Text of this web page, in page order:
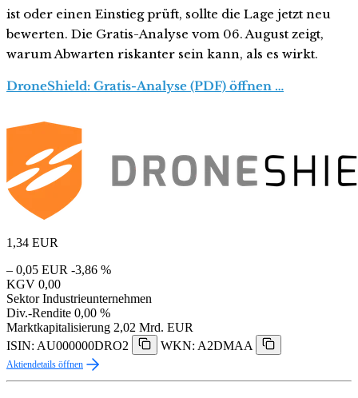
ist oder einen Einstieg prüft, sollte die Lage jetzt neu
bewerten. Die Gratis-Analyse vom 06. August zeigt,
warum Abwarten riskanter sein kann, als es wirkt.
DroneShield: Gratis-Analyse (PDF) öffnen …
1,34 EUR
– 0,05 EUR -3,86 %
KGV 0,00
Sektor Industrieunternehmen
Div.-Rendite 0,00 %
Marktkapitalisierung 2,02 Mrd. EUR
ISIN: AU000000DRO2
WKN: A2DMAA
Aktiendetails öffnen